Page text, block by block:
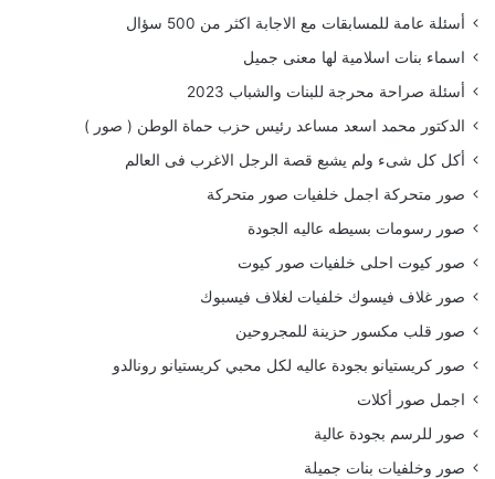
أسئلة عامة للمسابقات مع الاجابة اكثر من 500 سؤال
اسماء بنات اسلامية لها معنى جميل
أسئلة صراحة محرجة للبنات والشباب 2023
الدكتور محمد اسعد مساعد رئيس حزب حماة الوطن ( صور )
أكل كل شىء ولم يشبع قصة الرجل الاغرب فى العالم
صور متحركة اجمل خلفيات صور متحركة
صور رسومات بسيطه عاليه الجودة
صور كيوت احلى خلفيات صور كيوت
صور غلاف فيسوك خلفيات لغلاف فيسبوك
صور قلب مكسور حزينة للمجروحين
صور كريستيانو بجودة عاليه لكل محبي كريستيانو رونالدو
اجمل صور أكلات
صور للرسم بجودة عالية
صور وخلفيات بنات جميلة